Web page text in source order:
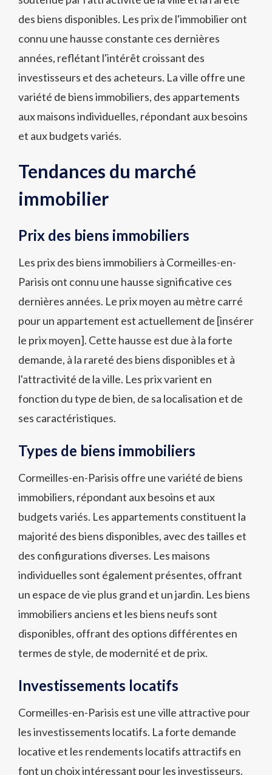
des biens disponibles. Les prix de l'immobilier ont
connu une hausse constante ces dernières
années, reflétant l'intérêt croissant des
investisseurs et des acheteurs. La ville offre une
variété de biens immobiliers, des appartements
aux maisons individuelles, répondant aux besoins
et aux budgets variés.
Tendances du marché
immobilier
Prix des biens immobiliers
Les prix des biens immobiliers à Cormeilles-en-
Parisis ont connu une hausse significative ces
dernières années. Le prix moyen au mètre carré
pour un appartement est actuellement de [insérer
le prix moyen]. Cette hausse est due à la forte
demande, à la rareté des biens disponibles et à
l'attractivité de la ville. Les prix varient en
fonction du type de bien, de sa localisation et de
ses caractéristiques.
Types de biens immobiliers
Cormeilles-en-Parisis offre une variété de biens
immobiliers, répondant aux besoins et aux
budgets variés. Les appartements constituent la
majorité des biens disponibles, avec des tailles et
des configurations diverses. Les maisons
individuelles sont également présentes, offrant
un espace de vie plus grand et un jardin. Les biens
immobiliers anciens et les biens neufs sont
disponibles, offrant des options différentes en
termes de style, de modernité et de prix.
Investissements locatifs
Cormeilles-en-Parisis est une ville attractive pour
les investissements locatifs. La forte demande
locative et les rendements locatifs attractifs en
font un choix intéressant pour les investisseurs.